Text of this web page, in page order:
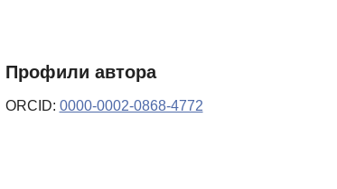
Профили автора
ORCID: 0000-0002-0868-4772